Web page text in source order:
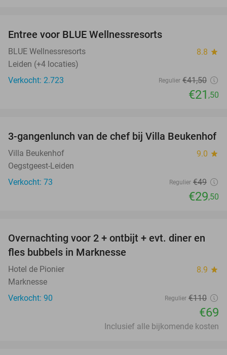
Entree voor BLUE Wellnessresorts
BLUE Wellnessresorts 8.8 star
Leiden (+4 locaties)
Verkocht: 2.723
Regulier €41,50
€21 ,50
40%
3-gangenlunch van de chef bij Villa Beukenhof
Villa Beukenhof 9.0 star
Oegstgeest-Leiden
Verkocht: 73
Regulier €49
€29,50
37%
Overnachting voor 2 + ontbijt + evt. diner en
fles bubbels in Marknesse
Hotel de Pionier 8.9 star
Marknesse
Verkocht: 90
Regulier €110
€69
Inclusief alle bijkomende kosten